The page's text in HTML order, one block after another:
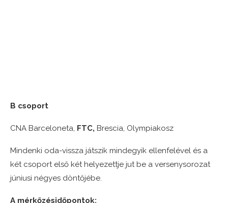
B csoport
CNA Barceloneta, FTC, Brescia, Olympiakosz
Mindenki oda-vissza játszik mindegyik ellenfelével és a
két csoport első két helyezettje jut be a versenysorozat
júniusi négyes döntőjébe.
A mérkőzésidőpontok: